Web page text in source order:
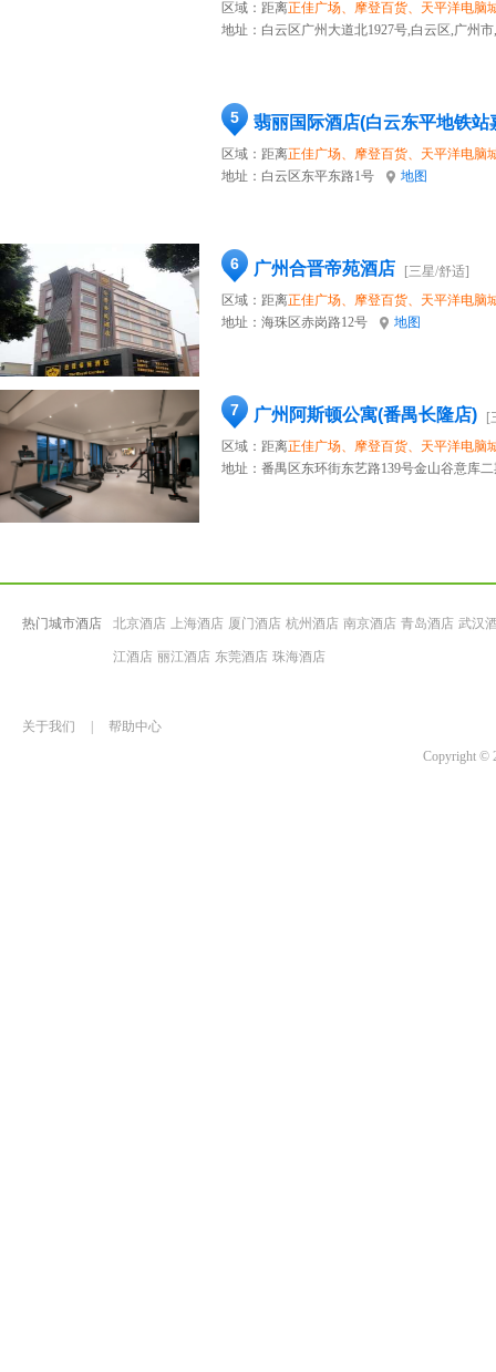
区域：距离正佳广场、摩登百货、天平洋电脑
地址： 白云区广州大道北1927号,白云区,广州
5 翡丽国际酒店(白云东平地铁站
区域：距离正佳广场、摩登百货、天平洋电脑
地址： 白云区东平东路1号 地图
6 广州合晋帝苑酒店
[三星/舒适]
区域：距离正佳广场、摩登百货、天平洋电脑
地址： 海珠区赤岗路12号 地图
7 广州阿斯顿公寓(番禺长隆店)
[
区域：距离正佳广场、摩登百货、天平洋电脑
地址： 番禺区东环街东艺路139号金山谷意库二
热门城市酒店 北京酒店 上海酒店 厦门酒店 杭州酒店 南京酒店 青岛酒店 武汉
江酒店 丽江酒店 东莞酒店 珠海酒店
关于我们
帮助中心
Copyright ©